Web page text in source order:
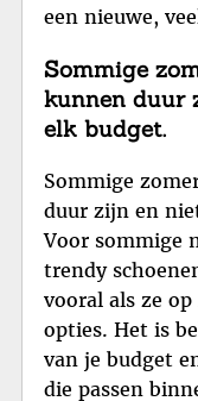
een nieuwe,
Sommige
kunnen duur
elk budget.
Sommige
duur zijn en
Voor sommige
trendy
vooral als ze
opties. Het is
van je budget
die passen